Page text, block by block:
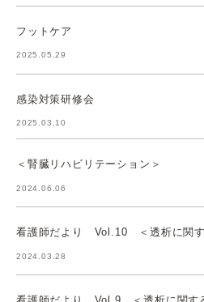
フットケア
2025.05.29
感染対策研修会
2025.03.10
＜腎臓リハビリテーション＞
2024.06.06
看護師だより Vol.10 ＜透析に関
2024.03.28